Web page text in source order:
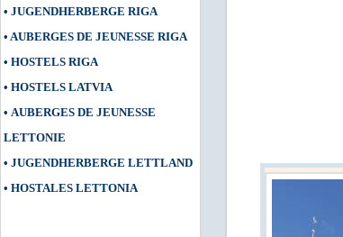
• JUGENDHERBERGE RIGA
• AUBERGES DE JEUNESSE RIGA
• HOSTELS RIGA
• HOSTELS LATVIA
• AUBERGES DE JEUNESSE
LETTONIE
• JUGENDHERBERGE LETTLAND
• HOSTALES LETTONIA